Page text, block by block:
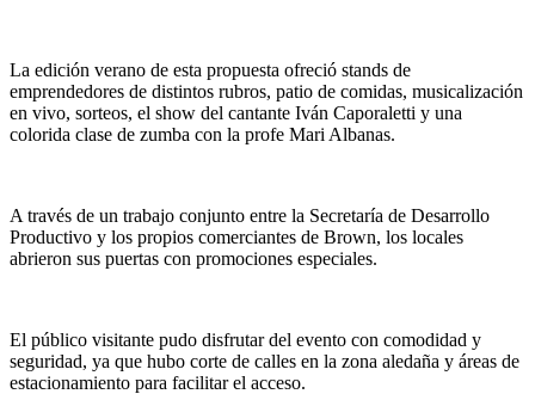
La edición verano de esta propuesta ofreció stands de
emprendedores de distintos rubros, patio de comidas, musicalización
en vivo, sorteos, el show del cantante Iván Caporaletti y una
colorida clase de zumba con la profe Mari Albanas.
A través de un trabajo conjunto entre la Secretaría de Desarrollo
Productivo y los propios comerciantes de Brown, los locales
abrieron sus puertas con promociones especiales.
El público visitante pudo disfrutar del evento con comodidad y
seguridad, ya que hubo corte de calles en la zona aledaña y áreas de
estacionamiento para facilitar el acceso.